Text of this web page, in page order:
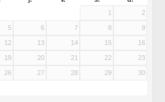
1
2
5 6 7 8 9
12 13 14 15 16
19 20 21 22 23
26 27 28 29 30